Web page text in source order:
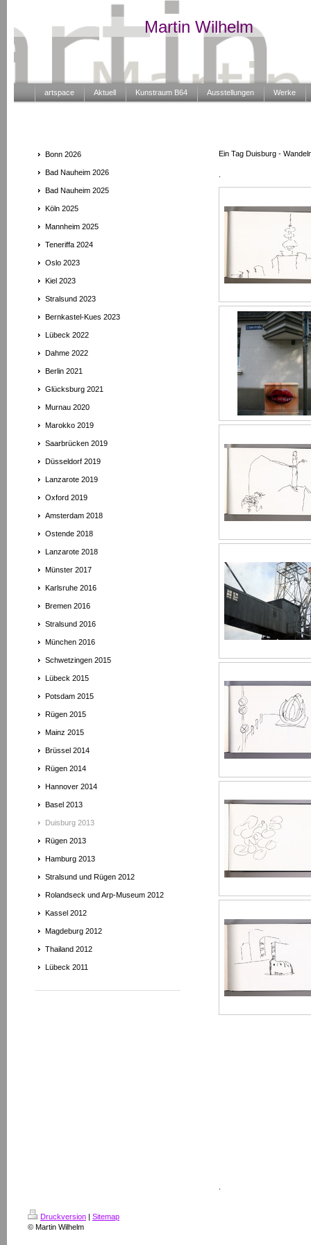
Martin Wilhelm
artspace Aktuell Kunstraum B64 Ausstellungen Werke
Bonn 2026
Bad Nauheim 2026
Bad Nauheim 2025
Köln 2025
Mannheim 2025
Teneriffa 2024
Oslo 2023
Kiel 2023
Stralsund 2023
Bernkastel-Kues 2023
Lübeck 2022
Dahme 2022
Berlin 2021
Glücksburg 2021
Murnau 2020
Marokko 2019
Saarbrücken 2019
Düsseldorf 2019
Lanzarote 2019
Oxford 2019
Amsterdam 2018
Ostende 2018
Lanzarote 2018
Münster 2017
Karlsruhe 2016
Bremen 2016
Stralsund 2016
München 2016
Schwetzingen 2015
Lübeck 2015
Potsdam 2015
Rügen 2015
Mainz 2015
Brüssel 2014
Rügen 2014
Hannover 2014
Basel 2013
Duisburg 2013
Rügen 2013
Hamburg 2013
Stralsund und Rügen 2012
Rolandseck und Arp-Museum 2012
Kassel 2012
Magdeburg 2012
Thailand 2012
Lübeck 2011
Ein Tag Duisburg -
Druckversion | Sitemap
© Martin Wilhelm